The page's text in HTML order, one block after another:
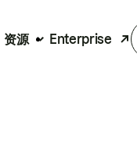
资源 Enterprise